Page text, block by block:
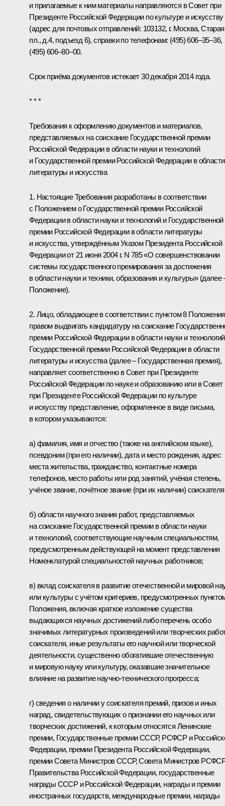
и прилагаемые к ним материалы направляются в Совет при
Президенте Российской Федерации по культуре и искусству
(адрес для почтовых отправлений: 103132, г. Москва, Старая
пл., д.4, подъезд 6), справки по телефонам: (495) 606–35–36,
(495) 606–80–00.
Срок приёма документов истекает 30 декабря 2014 года.
* * *
Требования к оформлению документов и материалов,
представляемых на соискание Государственной премии
Российской Федерации в области науки и технологий
и Государственной премии Российской Федерации в области
литературы и искусства
1. Настоящие Требования разработаны в соответствии
с Положением о Государственной премии Российской
Федерации в области науки и технологий и Государственной
премии Российской Федерации в области литературы
и искусства, утверждённым Указом Президента Российской
Федерации от 21 июня 2004 г. N 785 «О совершенствовании
системы государственного премирования за достижения
в области науки и техники, образования и культуры» (далее
Положение).
2. Лицо, обладающее в соответствии с пунктом 8 Положения
правом выдвигать кандидатуру на соискание
премии Российской Федерации в области науки и
Государственной премии Российской Федерации в области
литературы и искусства (далее – Государственная премия),
направляет соответственно в Совет при Президенте
Российской Федерации по науке и образованию или в Совет
при Президенте Российской Федерации по культуре
и искусству представление, оформленное в виде письма,
в котором указываются:
а) фамилия, имя и отчество (также на английском языке),
псевдоним (при его наличии), дата и место рождения, адрес
места жительства, гражданство, контактные номера
телефонов, место работы или род занятий, учёная степень,
учёное звание, почётное звание (при их наличии)
б) области научного знания работ, представляемых
на соискание Государственной премии в области науки
и технологий, соответствующие научным специальностям,
предусмотренным действующей на момент представления
Номенклатурой специальностей научных работников;
в) вклад соискателя в развитие отечественной и мировой
или культуры с учётом критериев, предусмотренных
Положения, включая краткое изложение существа
выдающихся научных достижений либо перечень особо
значимых литературных произведений или творческих
соискателя, иные результаты его научной или творческой
деятельности, существенно обогатившие отечественную
и мировую науку или культуру, оказавшие значительное
влияние на развитие научно-технического прогресса;
г) сведения о наличии у соискателя премий, призов и иных
наград, свидетельствующих о признании его научных или
творческих достижений, к которым относятся Ленинские
премии, Государственные премии СССР, РСФСР и
Федерации, премии Президента Российской Федерации,
премии Совета Министров СССР, Совета Министров
Правительства Российской Федерации, государственные
награды СССР и Российской Федерации, награды и премии
иностранных государств, международные премии, награды